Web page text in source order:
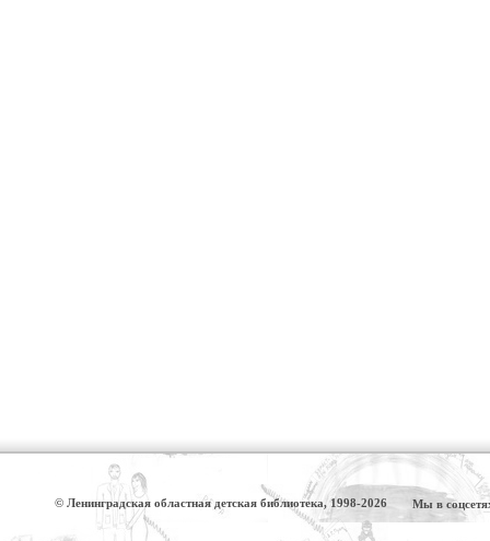
© Ленинградская областная детская библиотека, 1998-2026 Мы в